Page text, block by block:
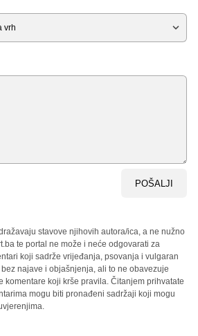
POŠALJI
stavove njihovih autora/ica, a ne nužno
te portal ne može i neće odgovarati za
koji sadrže vrijeđanja, psovanja i vulgaran
najave i objašnjenja, ali to ne obavezuje
komentare koji krše pravila. Čitanjem prihvatate
mogu biti pronađeni sadržaji koji mogu